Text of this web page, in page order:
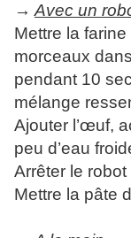
→ Avec un
Mettre la
morceaux
pendant 10
mélange
Ajouter l’œuf,
peu d’eau
Arrêter le
Mettre la pâte